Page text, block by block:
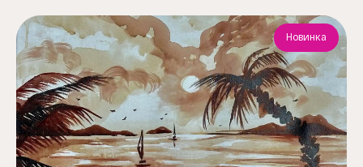
Новинка